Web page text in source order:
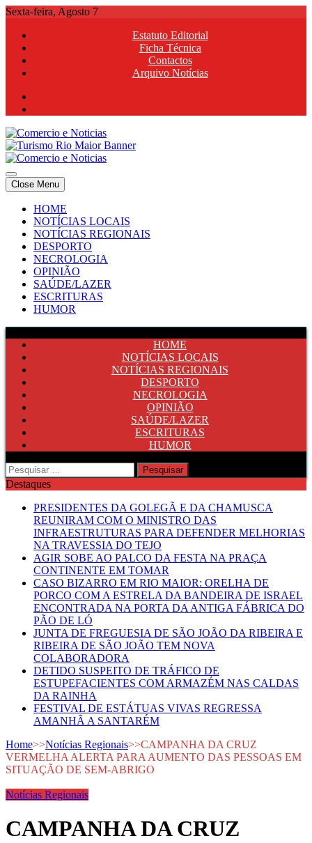
Skip
content
Sexta-feira, Agosto 7
Estatuto Editorial
Ficha Técnica
Contactos
Arquivo Notícias
Comercio e Noticias
Notícias e Publicidade Online
Comercio e Noticias
Notícias e Publicidade Online
Close Menu
HOME
NOTÍCIAS LOCAIS
NOTÍCIAS REGIONAIS
DESPORTO
NECROLOGIA
OPINIÃO
SAÚDE/LAZER
ESCRITURAS
HUMOR
HOME
NOTÍCIAS LOCAIS
NOTÍCIAS REGIONAIS
DESPORTO
NECROLOGIA
OPINIÃO
SAÚDE/LAZER
ESCRITURAS
HUMOR
Pesquisar
por:
Destaques
PRESIDENTES DA GOLEGÃ E DA CHAMUSCA
REUNIRAM COM O MINISTRO DAS
INFRAESTRUTURAS PARA DEFENDER MELHORIAS
NA TRAVESSIA DO TEJO
AGIR SOBE AO PALCO DA FESTA NA PRAÇA
CONTINENTE EM TOMAR
CASO BIZARRO EM RIO MAIOR: ORELHA DE
PORCO COM A ESTRELA DA BANDEIRA DE ISRAEL
ENCONTRADA NA PORTA DA ANTIGA FÁBRICA DO
PÃO DE LÓ
JUNTA DE FREGUESIA DE SÃO JOÃO DA RIBEIRA E
RIBEIRA DE SÃO JOÃO TEM NOVA
COLABORADORA
DETIDO SUSPEITO DE TRÁFICO DE
ESTUPEFACIENTES COM ARMAZÉM NAS CALDAS
DA RAINHA
FESTIVAL DE ESTÁTUAS VIVAS REGRESSA
AMANHÃ A SANTARÉM
Home>>Notícias Regionais>>CAMPANHA DA CRUZ
VERMELHA ALERTA PARA AUMENTO DAS PESSOAS EM
SITUAÇÃO DE SEM-ABRIGO
Notícias Regionais
CAMPANHA DA CRUZ